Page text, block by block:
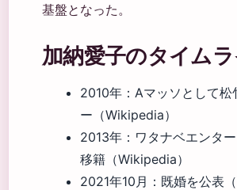
基盤となった。
加納愛子のタイム
2010年 ：Aマッソとして
ー（Wikipedia）
2013年 ：ワタナベエンタ
移籍（Wikipedia）
2021年10月 ：既婚を公表